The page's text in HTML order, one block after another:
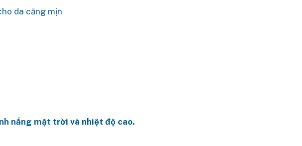
da căng mịn
nắng mặt trời và nhiệt độ cao.